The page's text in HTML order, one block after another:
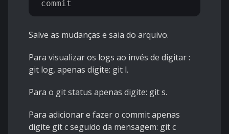
Salve as mudanças e saia do arquivo.
Para visualizar os logs ao invés de digitar :
git log, apenas digite: git l.
Para o git status apenas digite: git s.
Para adicionar e fazer o commit apenas
digite git c seguido da mensagem: git c